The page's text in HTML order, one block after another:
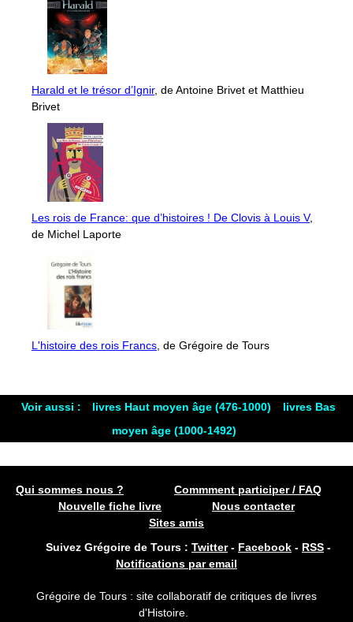
Harald et le trésor d’Ignir, de Antoine Brivet et Matthieu
Brivet
Les rois de France: que d’histoires ! De Clovis à Louis V,
de Michel Laporte
L'histoire des rois Francs, de Grégoire de Tours
Voir aussi : livres Haut moyen âge (476-1000)
livres Bas
moyen âge (1000-1492)
Qui sommes nous ?
Commment participer / FAQ
Nouvelle fiche livre
Nous contacter
Sites amis
Suivez Grégoire de Tours : Twitter- Facebook - RSS -
Notifications par email
Grégoire de Tours : site collaboratif de critiques de livres
d'Histoire.